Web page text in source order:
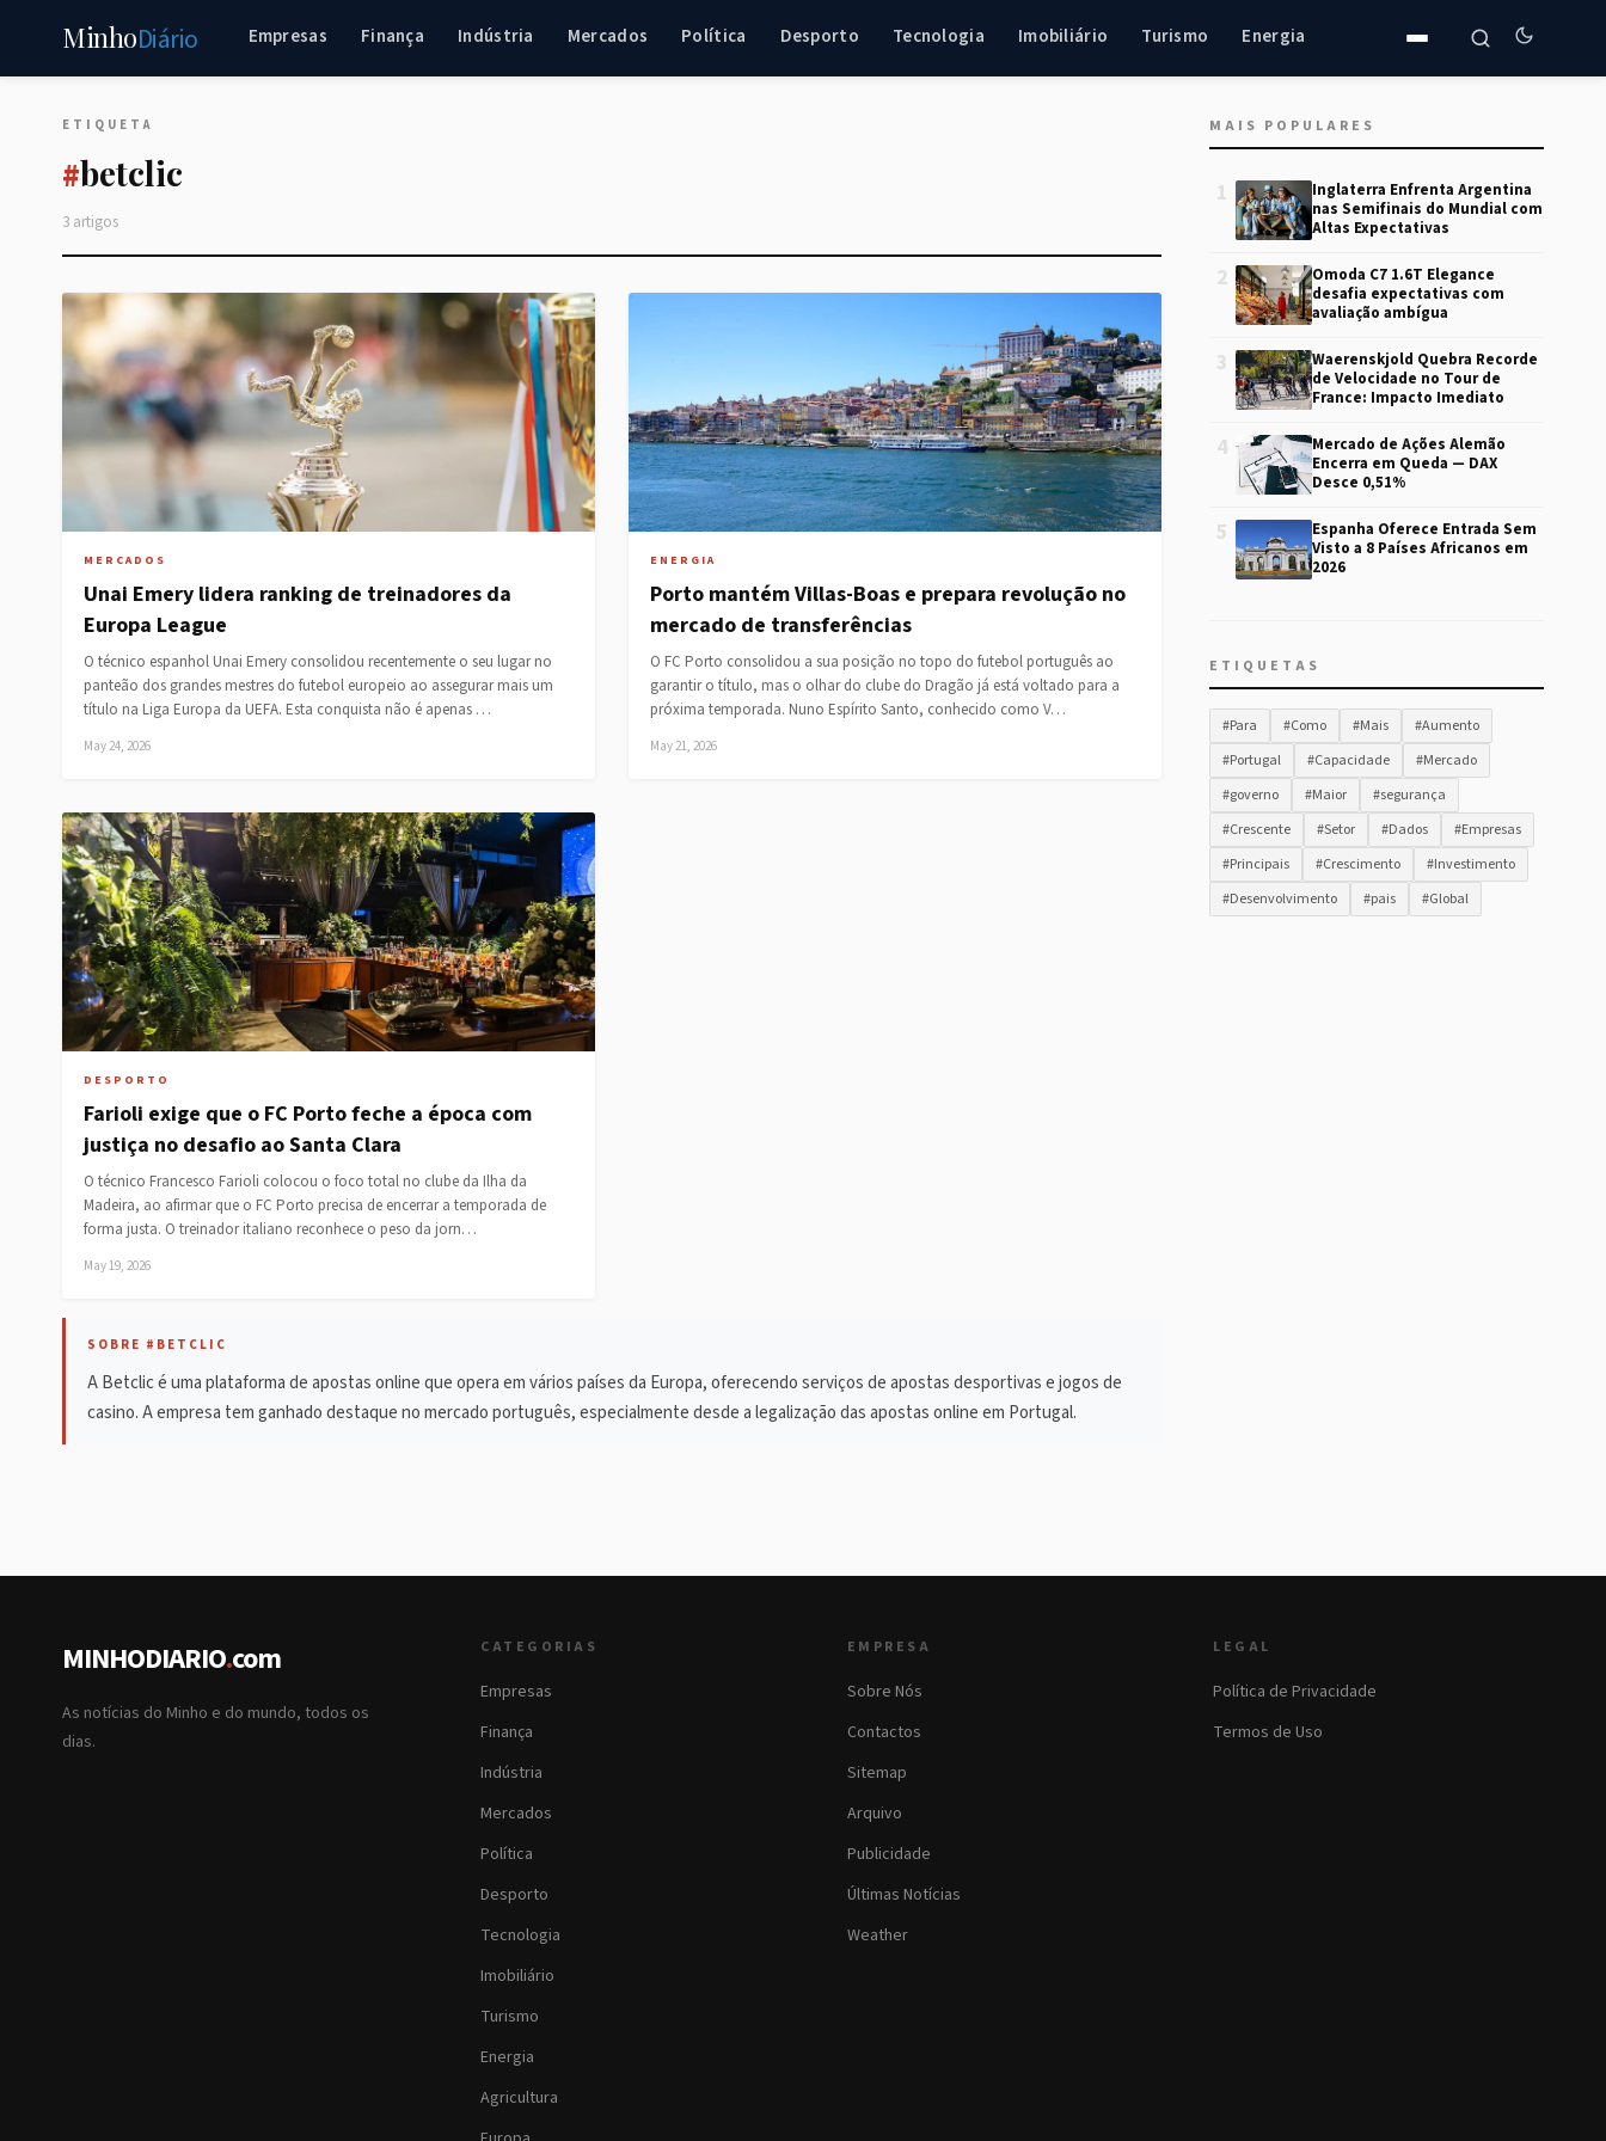
MinhoDiário Empresas Finança Indústria Mercados Política Desporto Tecnologia Imobiliário Turismo Energia
ETIQUETA
#betclic
3 artigos
MERCADOS
Unai Emery lidera ranking de treinadores da
Europa League
O técnico espanhol Unai Emery consolidou recentemente o seu lugar no
panteão dos grandes mestres do futebol europeio ao assegurar mais um
título na Liga Europa da UEFA. Esta conquista não é apenas …
May 24, 2026
ENERGIA
Porto mantém Villas-Boas e prepara revolução no
mercado de transferências
O FC Porto consolidou a sua posição no topo do futebol português ao
garantir o título, mas o olhar do clube do Dragão já está voltado para a
próxima temporada. Nuno Espírito Santo, conhecido como V…
May 21, 2026
DESPORTO
Farioli exige que o FC Porto feche a época com
justiça no desafio ao Santa Clara
O técnico Francesco Farioli colocou o foco total no clube da Ilha da
Madeira, ao afirmar que o FC Porto precisa de encerrar a temporada de
forma justa. O treinador italiano reconhece o peso da jorn…
May 19, 2026
SOBRE #BETCLIC
A Betclic é uma plataforma de apostas online que opera em vários países da Europa, oferecendo serviços de apostas desportivas e jogos de
casino. A empresa tem ganhado destaque no mercado português, especialmente desde a legalização das apostas online em Portugal.
MAIS POPULARES
1
Inglaterra Enfrenta Argentina
nas Semifinais do Mundial com
Altas Expectativas
2
Omoda C7 1.6T Elegance
desafia expectativas com
avaliação ambígua
3
Waerenskjold Quebra Recorde
de Velocidade no Tour de
France: Impacto Imediato
4
Mercado de Ações Alemão
Encerra em Queda — DAX
Desce 0,51%
5
Espanha Oferece Entrada Sem
Visto a 8 Países Africanos em
2026
ETIQUETAS
#Para #Como #Mais
#Aumento
#Portugal
#Capacidade
#Mercado
#governo
#Maior
#segurança
#Crescente
#Setor #Dados
#Empresas
#Principais
#Crescimento
#Investimento
#Desenvolvimento
#pais #Global
MINHODIARIO.com
As notícias do Minho e do mundo, todos os
dias.
CATEGORIAS
Empresas
Finança
Indústria
Mercados
Política
Desporto
Tecnologia
Imobiliário
Turismo
Energia
Agricultura
EMPRESA
Sobre Nós
Contactos
Sitemap
Arquivo
Publicidade
Últimas Notícias
Weather
LEGAL
Política de Privacidade
Termos de Uso